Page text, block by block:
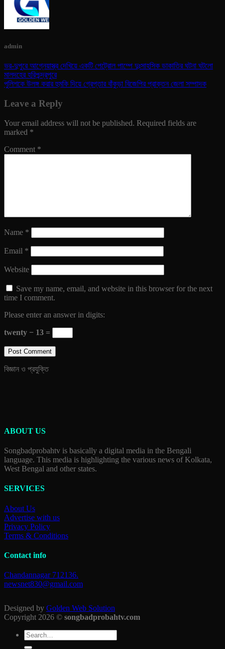
admin
ভর-দুপুরে আগ্নেয়াস্ত্র দেখিয়ে একটি পেট্রোল পাম্পে দুঃসাহসিক ডাকাতির ঘটনা ঘটলো
মালদহের হরিশ্চন্দ্রপুরে
পুলিশকে উলঙ্গ করার হুমকি দিয়ে গ্রেপ্তার বাঁকুড়া বিজেপির প্রাক্তন জেলা সম্পাদক
Leave a Reply
Your email address will not be published. Required fields are
marked *
Comment *
Name *
Email *
Website
Save my name, email, and website in this browser for the next
time I comment.
Please enter an answer in digits:
twenty − 13 =
বিজ্ঞান ও প্রযুক্তি
ABOUT US
Songbadprobahtv is basically a digital media in the Bengali
language. This media is highlighting the various news of Kolkata,
West Bengal and other states.
SERVICES
About Us
Advertise with us
Privacy Policy
Terms & Conditions
Contact info
Chandannagar 712136.
newsnet830@gmail.com
Designed by Golden Web Solution
Copyright 2026 © songbadprobahtv.com